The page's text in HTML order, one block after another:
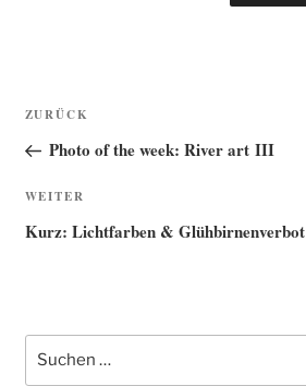
Beitragsnavigation
Vorheriger
Beitrag
ZURÜCK
Photo of the week: River art III
Nächster
Beitrag
WEITER
Kurz: Lichtfarben & Glühbirnenverbot
Suche
nach: